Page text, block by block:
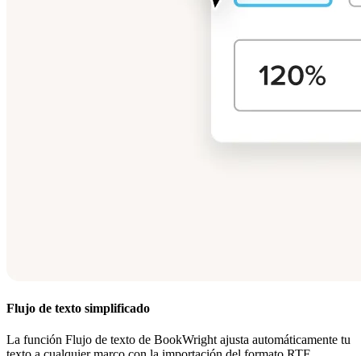
Flujo de texto simplificado
La función Flujo de texto de BookWright ajusta automáticamente tu